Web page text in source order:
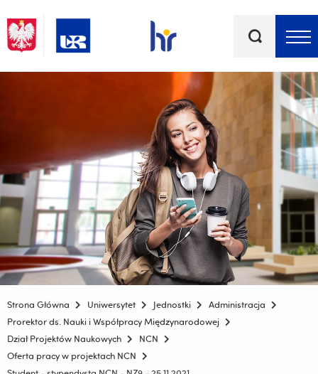
kluczowe
Strona Główna Uniwersytet Jednostki
Administracja
Prorektor ds. Nauki i Współpracy Międzynarodowej
Dział Projektów Naukowych
NCN
Oferta pracy w projektach NCN